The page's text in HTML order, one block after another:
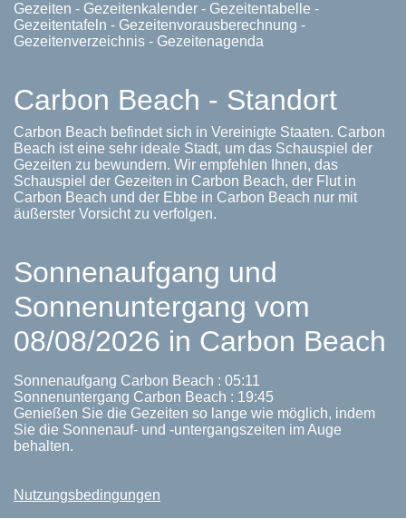
Gezeiten - Gezeitenkalender - Gezeitentabelle -
Gezeitentafeln - Gezeitenvorausberechnung -
Gezeitenverzeichnis - Gezeitenagenda
Carbon Beach - Standort
Carbon Beach befindet sich in Vereinigte Staaten. Carbon
Beach ist eine sehr ideale Stadt, um das Schauspiel der
Gezeiten zu bewundern. Wir empfehlen Ihnen, das
Schauspiel der Gezeiten in Carbon Beach, der Flut in
Carbon Beach und der Ebbe in Carbon Beach nur mit
äußerster Vorsicht zu verfolgen.
Sonnenaufgang und
Sonnenuntergang vom
08/08/2026 in Carbon Beach
Sonnenaufgang Carbon Beach : 05:11
Sonnenuntergang Carbon Beach : 19:45
Genießen Sie die Gezeiten so lange wie möglich, indem
Sie die Sonnenauf- und -untergangszeiten im Auge
behalten.
Nutzungsbedingungen